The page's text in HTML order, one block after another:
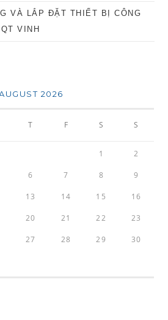
VÀ LẮP ĐẶT THIẾT BỊ CÔNG
VINH
2026
T F S S
1 2
6 7 8 9
13 14 15 16
20 21 22 23
27 28 29 30